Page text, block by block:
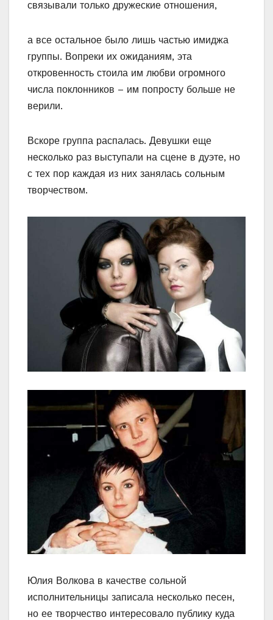
связывали только дружеские отношения,
а все остальное было лишь частью имиджа
группы. Вопреки их ожиданиям, эта
откровенность стоила им любви огромного
числа поклонников – им попросту больше не
верили.
Вскоре группа распалась. Девушки еще
несколько раз выступали на сцене в дуэте, но
с тех пор каждая из них занялась сольным
творчеством.
Юлия Волкова в качестве сольной
исполнительницы записала несколько песен,
но ее творчество интересовало публику куда